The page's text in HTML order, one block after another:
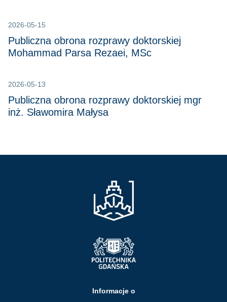
2026-05-15
Publiczna obrona rozprawy doktorskiej
Mohammad Parsa Rezaei, MSc
2026-05-13
Publiczna obrona rozprawy doktorskiej mgr
inż. Sławomira Małysa
Informacje o